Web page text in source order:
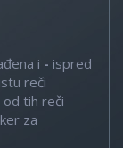
i - ispred
reči
tih reči
za